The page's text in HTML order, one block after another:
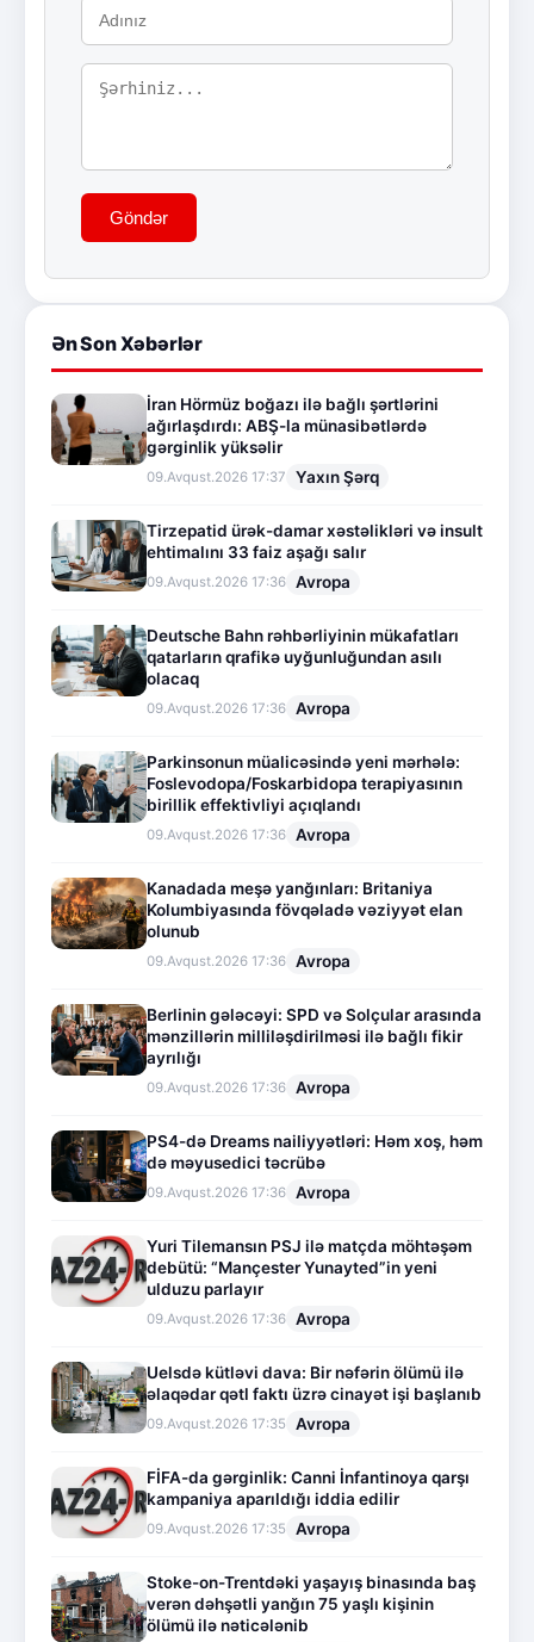
Göndər
Ən Son Xəbərlər
İran Hörmüz boğazı ilə bağlı şərtlərini
ağırlaşdırdı: ABŞ-la münasibətlərdə
gərginlik yüksəlir
09.Avqust.2026 17:37 Yaxın Şərq
Tirzepatid ürək-damar xəstəlikləri və insult
ehtimalını 33 faiz aşağı salır
09.Avqust.2026 17:36 Avropa
Deutsche Bahn rəhbərliyinin mükafatları
qatarların qrafikə uyğunluğundan asılı
olacaq
09.Avqust.2026 17:36 Avropa
Parkinsonun müalicəsində yeni mərhələ:
Foslevodopa/Foskarbidopa terapiyasının
birillik effektivliyi açıqlandı
09.Avqust.2026 17:36 Avropa
Kanadada meşə yanğınları: Britaniya
Kolumbiyasında fövqəladə vəziyyət elan
olunub
09.Avqust.2026 17:36 Avropa
Berlinin gələcəyi: SPD və Solçular arasında
mənzillərin milliləşdirilməsi ilə bağlı fikir
ayrılığı
09.Avqust.2026 17:36 Avropa
PS4-də Dreams nailiyyətləri: Həm xoş, həm
də məyusedici təcrübə
09.Avqust.2026 17:36 Avropa
Yuri Tilemansın PSJ ilə matçda möhtəşəm
debütü: “Mançester Yunayted”in yeni
ulduzu parlayır
09.Avqust.2026 17:36 Avropa
Uelsdə kütləvi dava: Bir nəfərin ölümü ilə
əlaqədar qətl faktı üzrə cinayət işi başlanıb
09.Avqust.2026 17:35 Avropa
FİFA-da gərginlik: Canni İnfantinoya qarşı
kampaniya aparıldığı iddia edilir
09.Avqust.2026 17:35 Avropa
Stoke-on-Trentdəki yaşayış binasında baş
verən dəhşətli yanğın 75 yaşlı kişinin
ölümü ilə nəticələnib